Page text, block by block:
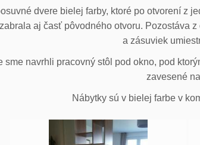
dvere bielej farby, ktoré po otvorení z
aj časť pôvodného otvoru. Pozostáva
a zásuviek
sme navrhli pracovný stôl pod okno, pod
zavesené
Nábytky sú v bielej farbe v